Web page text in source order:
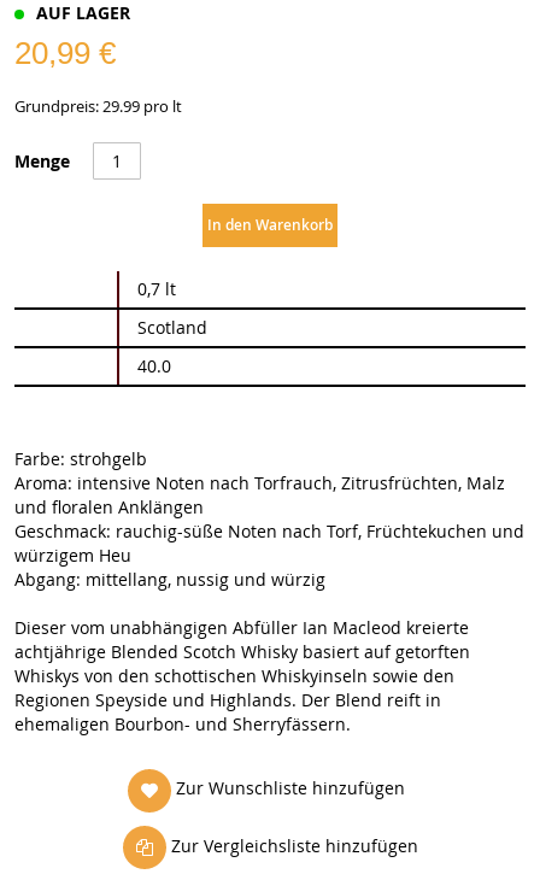
AUF LAGER
20,99 €
Grundpreis: 29.99 pro lt
Menge
In den Warenkorb
Informationen
0,7 lt
Scotland
40.0
Farbe: strohgelb
Aroma: intensive Noten nach Torfrauch, Zitrusfrüchten, Malz
und floralen Anklängen
Geschmack: rauchig-süße Noten nach Torf, Früchtekuchen und
würzigem Heu
Abgang: mittellang, nussig und würzig
Dieser vom unabhängigen Abfüller Ian Macleod kreierte
achtjährige Blended Scotch Whisky basiert auf getorften
Whiskys von den schottischen Whiskyinseln sowie den
Regionen Speyside und Highlands. Der Blend reift in
ehemaligen Bourbon- und Sherryfässern.
Zur Wunschliste hinzufügen
Zur Vergleichsliste hinzufügen